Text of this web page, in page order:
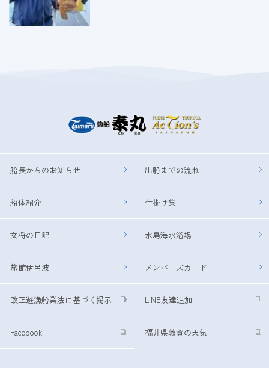
船長からのお知らせ 出船までの流れ
船体紹介 仕掛け集
女将の日記 水島海水浴場
旅館伊呂波 メンバーズカード
改正遊漁船業法に基づく掲示 LINE友達追加
Facebook 福井県敦賀の天気